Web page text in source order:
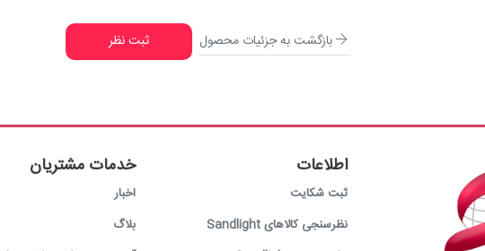
بازگشت به جزئیات محصول ثبت نظر
اطلاعات
ثبت شکایت
نظرسنجی کالاهای Sandlight
خدمات مشتریان
اخبار
بلاگ